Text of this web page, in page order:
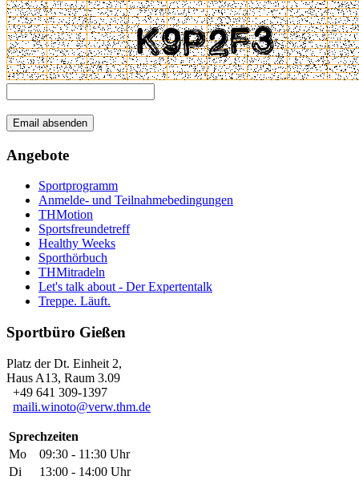
Angebote
Sportprogramm
Anmelde- und Teilnahmebedingungen
THMotion
Sportsfreundetreff
Healthy Weeks
Sporthörbuch
THMitradeln
Let's talk about - Der Expertentalk
Treppe. Läuft.
Sportbüro Gießen
Platz der Dt. Einheit 2,
Haus A13, Raum 3.09
+49 641 309-1397
maili.winoto@verw.thm.de
Sprechzeiten
Mo
09:30 - 11:30 Uhr
Di
13:00 - 14:00 Uhr